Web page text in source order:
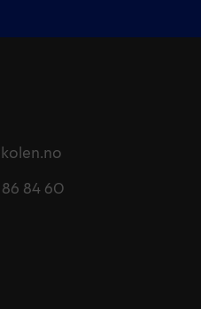
86 84 60